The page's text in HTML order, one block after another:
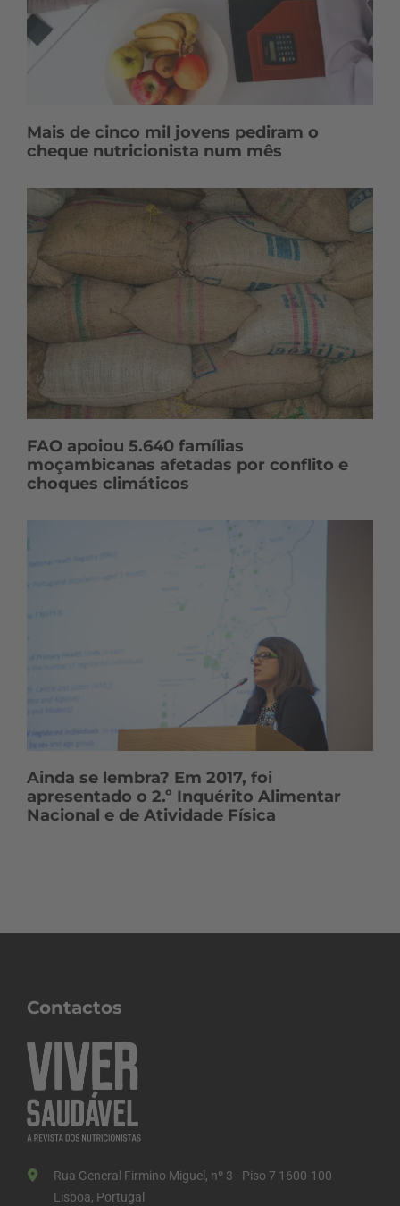
Mais de cinco mil jovens pediram o
cheque nutricionista num mês
FAO apoiou 5.640 famílias
moçambicanas afetadas por conflito e
choques climáticos
Ainda se lembra? Em 2017, foi
apresentado o 2.º Inquérito Alimentar
Nacional e de Atividade Física
Contactos
Rua General Firmino Miguel, nº 3 - Piso 7 1600-100
Lisboa, Portugal